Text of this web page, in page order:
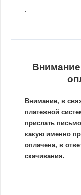
.
Внимание, в
платежной
прислать
какую именно
оплачена, в
скачивания.